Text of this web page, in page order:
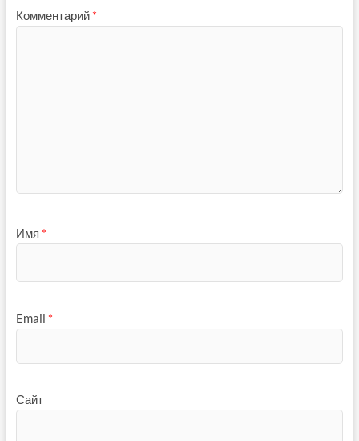
Комментарий *
Имя *
Email *
Сайт